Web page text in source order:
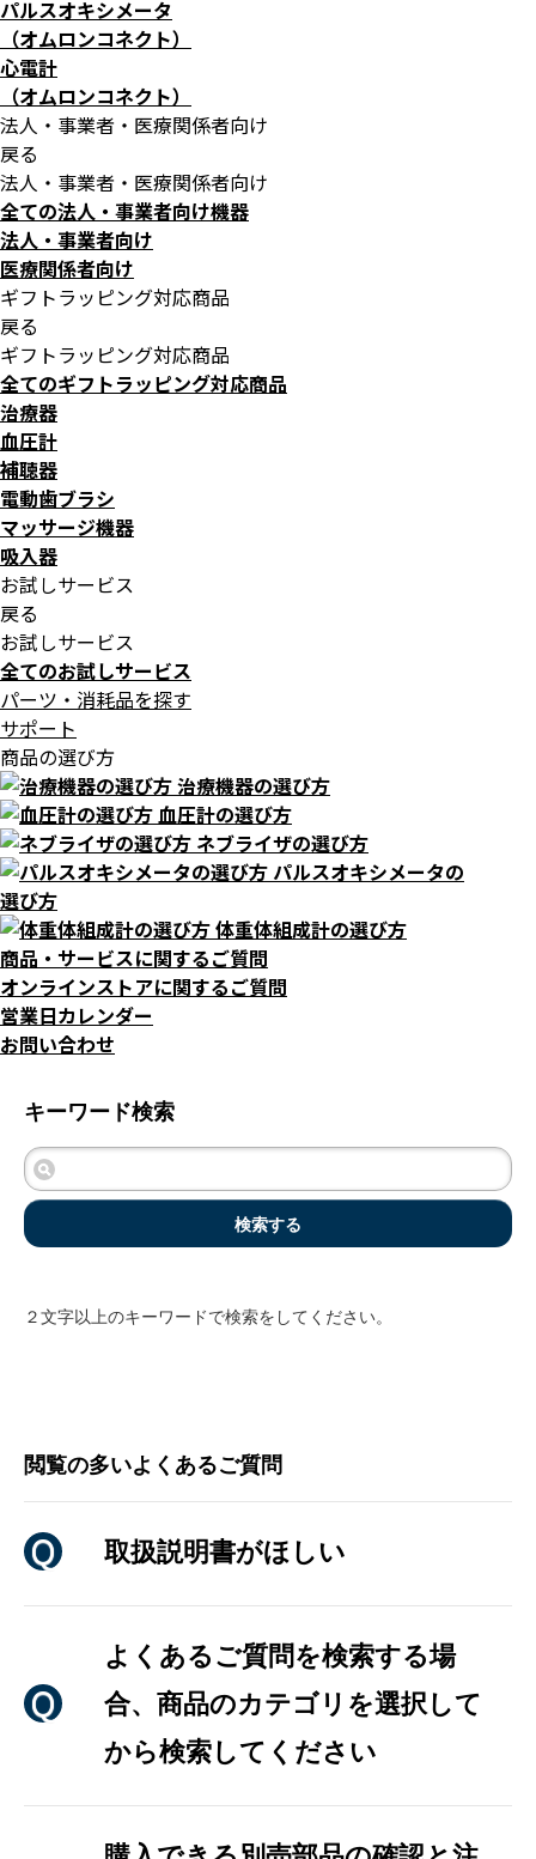
パルスオキシメータ
（オムロンコネクト）
心電計
（オムロンコネクト）
法人・事業者・医療関係者向け
戻る
法人・事業者・医療関係者向け
全ての法人・事業者向け機器
法人・事業者向け
医療関係者向け
ギフトラッピング対応商品
戻る
ギフトラッピング対応商品
全てのギフトラッピング対応商品
治療器
血圧計
補聴器
電動歯ブラシ
マッサージ機器
吸入器
お試しサービス
戻る
お試しサービス
全てのお試しサービス
パーツ・消耗品を探す
サポート
商品の選び方
治療機器の選び方
血圧計の選び方
ネブライザの選び方
パルスオキシメータの
選び方
体重体組成計の選び方
商品・サービスに関するご質問
オンラインストアに関するご質問
営業日カレンダー
お問い合わせ
キーワード検索
検索する
２文字以上のキーワードで検索をしてください。
閲覧の多いよくあるご質問
取扱説明書がほしい
よくあるご質問を検索する場
合、商品のカテゴリを選択して
から検索してください